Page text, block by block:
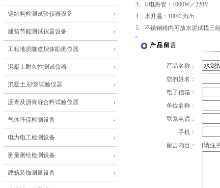
钢结构检测试验仪器设备
建筑节能测试仪器设备
工程地质隧道坝体勘测仪器
混凝土耐久性测试仪器
混凝土,砂浆试验仪器
沥青及沥青混合料试验仪器
气体环保检测设备
电力电工检测设备
测量测绘检测设备
建筑装饰测量设备
3、U电热管：1000W／220V
4、水升温：100℃为2h
5、不锈钢箱内可放水泥试模三
产品留言
产品名称：
您的姓名：
电子信箱：
单位名称：
联系电话：
手机：
留言内容：
[请注